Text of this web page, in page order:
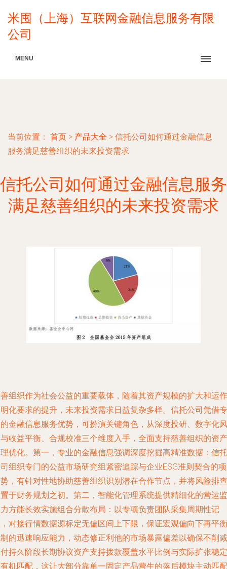
米囤（上海）互联网金融信息服务有限
公司
MENU
当前位置： 首页 > 产品大全 > 信托公司如何通过金融信息
服务满足慈善组织的未来投资需求
信托公司如何通过金融信息服务
满足慈善组织的未来投资需求
组织作为社会公益的重要载体，随着其资产规模的扩大和运作
化要求的提升，未来投资需求日益复杂多样。信托公司凭借专
金融信息服务优势，可扮演关键角色，从深度投研、数字化风
收益平衡、合规校准三个维度入手，全面支持慈善组织的资产
优化。第一，专业的金融信息强调深度挖掘高精准数据：信托
组织专门的公益市场研究组紧密追踪与企业ESG准则契合的
，有针对性地协助慈善组织识别潜在合作节点，并将风险排查
于财务规划之初。第二，智能化管理系统提供精细化的营运监
方能长效实施组合分散布局：以专项负责团队采集周期性记
对接行情数据源标定无偏区间上下限，保证宏观偏向下再平衡
的迅速响应能力，动态修正利他的市场暴露偏差以确保不削减
持久阶段长期协议资产支持拨款覆盖水平比例与实际扩张稳定
机匹配，这让大部分靠单一固定产品营生的落后模块主动匹配